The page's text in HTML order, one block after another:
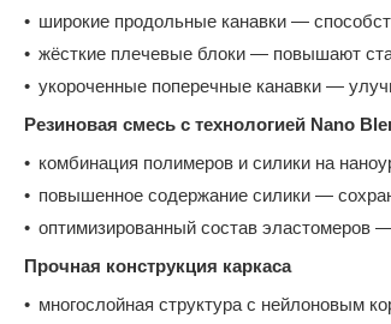
широкие продольные канавки —
жёсткие плечевые блоки — повышают
укороченные поперечные канавки —
Резиновая смесь с технологией Nano
комбинация полимеров и силики на
повышенное содержание силики —
оптимизированный состав эластомеров
Прочная конструкция каркаса
многослойная структура с нейлоновым